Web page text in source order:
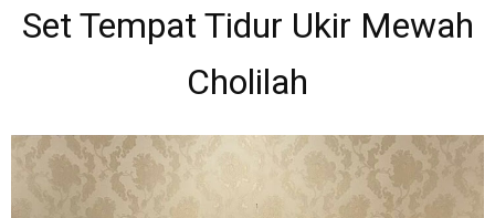
Set Tempat Tidur Ukir Mewah
Cholilah